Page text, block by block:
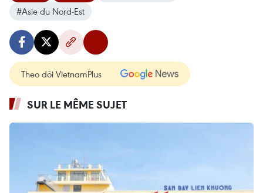
#Asie du Nord-Est
Theo dõi VietnamPlus
SUR LE MÊME SUJET